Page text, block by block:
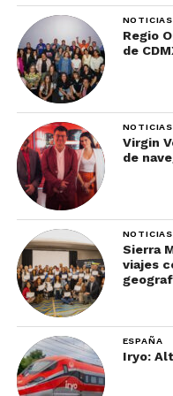
Ya sea un aniversario
cruceros ofrecen el
celebrar momentos
imborrables.
9. Noches
mar:
NOTICIAS
Regio
de
NOTICIAS
Virgin
de
NOTICIAS
Sierra
viajes
ESPAÑA
Iryo: